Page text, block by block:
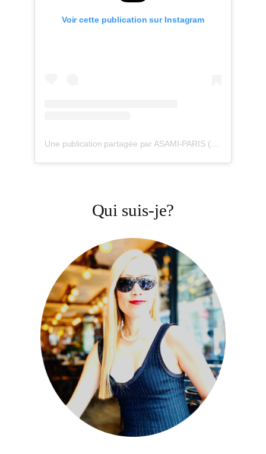
Voir cette publication sur Instagram
Une publication partagée par ASAMI-PARIS (@maisonasamiparis)
Qui suis-je?